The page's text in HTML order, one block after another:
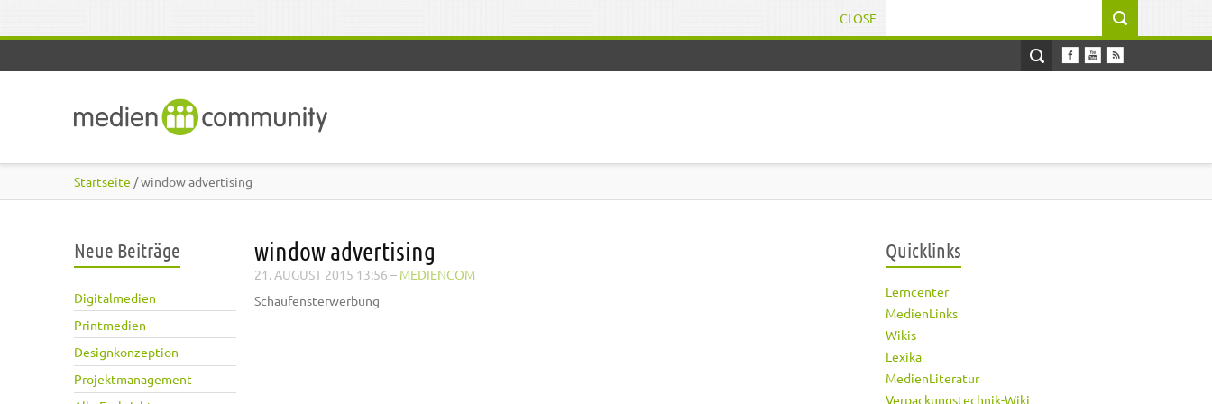
CLOSE
Startseite / window advertising
Neue Beiträge
Digitalmedien
Printmedien
Designkonzeption
Projektmanagement
window advertising
21. AUGUST 2015 13:56 – MEDIENCOM
Schaufensterwerbung
Quicklinks
Lerncenter
MedienLinks
Wikis
Lexika
MedienLiteratur
Verpackungstechnik-Wiki